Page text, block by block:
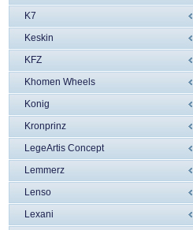
K7
Keskin
KFZ
Khomen Wheels
Konig
Kronprinz
LegeArtis Concept
Lemmerz
Lenso
Lexani